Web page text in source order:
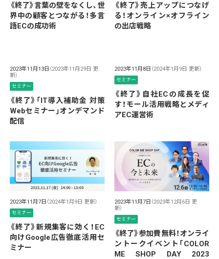
《終了》言葉の壁をなくし、世
界中の顧客とつながる！多言
語ECの成功術
《終了》売上アップにつなげ
る！オンライン×オフライン
の出店戦略
2023年11月13日 （2023年11月29日 更
新）
セミナー
《終了》「IT導入補助金 対策
Webセミナー」オンデマンド
配信
2023年11月8日 （2024年1月9日 更新）
セミナー
《終了》自社ECの成長を促
す！モール活用戦略とメディ
アEC運営術
2023年11月7日 （2024年1月9日 更新）
セミナー
《終了》新規集客に効く！EC
向けGoogle広告徹底活用セ
ミナー
2023年11月7日 （2023年12月6日 更
新）
セミナー
《終了》参加費無料！オンライ
ントークイベント「COLOR
ME SHOP DAY 2023